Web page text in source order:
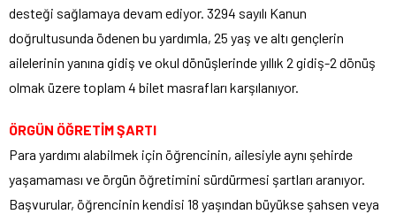
desteği sağlamaya devam ediyor. 3294 sayılı Kanun
doğrultusunda ödenen bu yardımla, 25 yaş ve altı gençlerin
ailelerinin yanına gidiş ve okul dönüşlerinde yıllık 2 gidiş-2 dönüş
olmak üzere toplam 4 bilet masrafları karşılanıyor.
ÖRGÜN ÖĞRETİM ŞARTI
Para yardımı alabilmek için öğrencinin, ailesiyle aynı şehirde
yaşamaması ve örgün öğretimini sürdürmesi şartları aranıyor.
Başvurular, öğrencinin kendisi 18 yaşından büyükse şahsen veya